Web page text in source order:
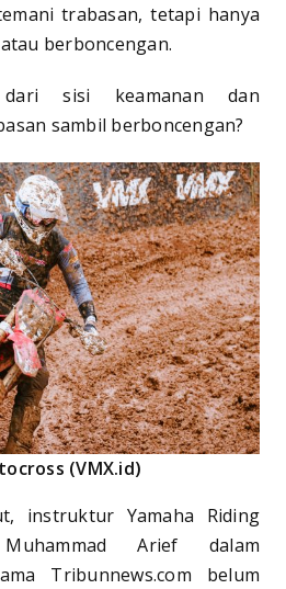
trabasan, tetapi hanya
berboncengan.
sisi keamanan dan
sambil berboncengan?
(VMX.id)
instruktur Yamaha Riding
Arief dalam
Tribunnews.com belum